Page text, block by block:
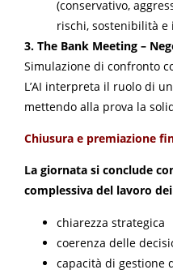
(conservativo,
rischi, sostenibilità e
3. The Bank Meeting –
Simulazione di confronto
L’AI interpreta il ruolo di
mettendo alla prova la
Chiusura e premiazione
La giornata si conclude
complessiva del lavoro
chiarezza strategica
coerenza delle
capacità di gestione